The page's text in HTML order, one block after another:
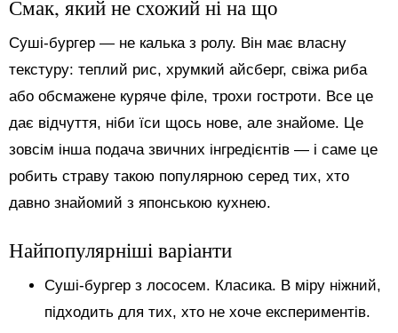
Смак, який не схожий ні на що
Суші-бургер — не калька з ролу. Він має власну
текстуру: теплий рис, хрумкий айсберг, свіжа риба
або обсмажене куряче філе, трохи гостроти. Все це
дає відчуття, ніби їси щось нове, але знайоме. Це
зовсім інша подача звичних інгредієнтів — і саме це
робить страву такою популярною серед тих, хто
давно знайомий з японською кухнею.
Найпопулярніші варіанти
Суші-бургер з лососем. Класика. В міру ніжний,
підходить для тих, хто не хоче експериментів.